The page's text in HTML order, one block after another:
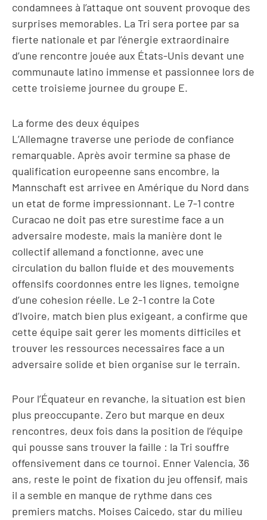
condamnees à l’attaque ont souvent provoque des
surprises memorables. La Tri sera portee par sa
fierte nationale et par l’énergie extraordinaire
d’une rencontre jouée aux États-Unis devant une
communaute latino immense et passionnee lors de
cette troisieme journee du groupe E.
La forme des deux équipes
L’Allemagne traverse une periode de confiance
remarquable. Après avoir termine sa phase de
qualification europeenne sans encombre, la
Mannschaft est arrivee en Amérique du Nord dans
un etat de forme impressionnant. Le 7-1 contre
Curacao ne doit pas etre surestime face a un
adversaire modeste, mais la manière dont le
collectif allemand a fonctionne, avec une
circulation du ballon fluide et des mouvements
offensifs coordonnes entre les lignes, temoigne
d’une cohesion réelle. Le 2-1 contre la Cote
d’Ivoire, match bien plus exigeant, a confirme que
cette équipe sait gerer les moments difficiles et
trouver les ressources necessaires face a un
adversaire solide et bien organise sur le terrain.
Pour l’Équateur en revanche, la situation est bien
plus preoccupante. Zero but marque en deux
rencontres, deux fois dans la position de l’équipe
qui pousse sans trouver la faille : la Tri souffre
offensivement dans ce tournoi. Enner Valencia, 36
ans, reste le point de fixation du jeu offensif, mais
il a semble en manque de rythme dans ces
premiers matchs. Moises Caicedo, star du milieu